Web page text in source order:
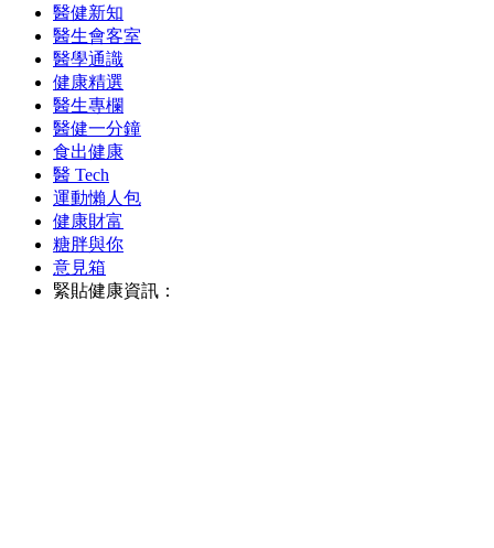
醫健新知
醫生會客室
醫學通識
健康精選
醫生專欄
醫健一分鐘
食出健康
醫 Tech
運動懶人包
健康財富
糖胖與你
意見箱
緊貼健康資訊：